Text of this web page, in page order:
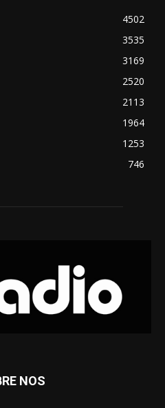
4502
3535
3169
2520
2113
1964
1253
746
NOS